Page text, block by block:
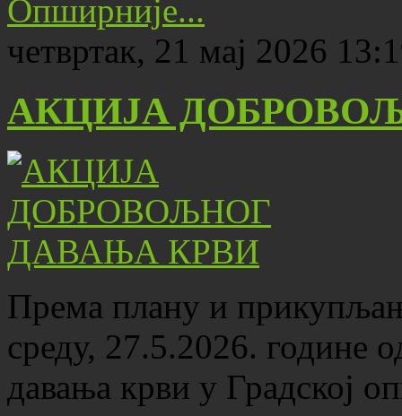
Опширније...
четвртак, 21 мај 2026
АКЦИЈА
Према плану и
среду, 27.5.2026. године
давања крви у Градској